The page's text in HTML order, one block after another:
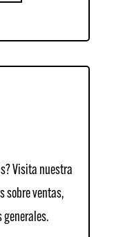
Visita nuestra
sobre ventas,
generales.